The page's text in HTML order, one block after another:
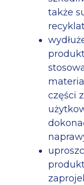
także
części